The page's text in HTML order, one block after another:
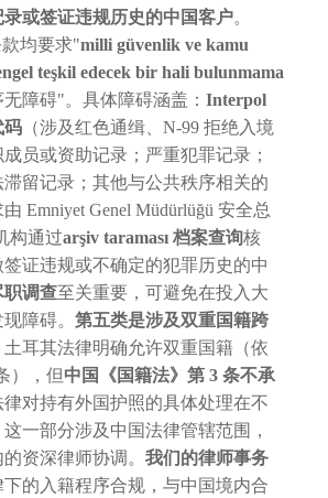
或签证违规历史的中国客户。
均要求"milli güvenlik ve kamu
teşkil edecek bir hali bulunmama
障碍"。具体障碍涵盖： Interpol
码 （涉及红色通缉、N-99 拒绝入境
员或资助记录；严重犯罪记录；
留记录；其他与公共秩序相关的
Emniyet Genel Müdürlüğü 安全总
构通过arşiv taraması 档案查询核
证违规或不确定的犯罪历史的中
职调查至关重要，可避免在投入大
障碍。 第五类是涉及双重国籍跨
土耳其法律明确允许双重国籍（依
），但中国《国籍法》第 3 条不承
律对持有外国护照的具体处理在不
一部分涉及中国法律管辖范围，
资深律师协调。 我们的律师事务
的入籍程序合规，与中国境内合